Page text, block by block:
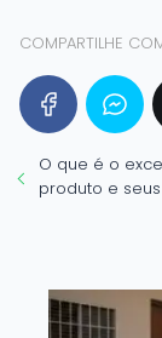
COMPARTILHE
O que é o
produto e